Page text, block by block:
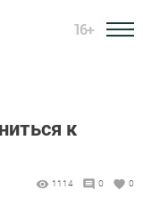
16+
к
1114 0 0